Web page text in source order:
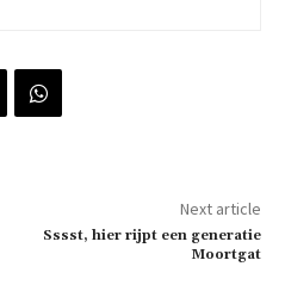
Next article
Sssst, hier rijpt een generatie
Moortgat